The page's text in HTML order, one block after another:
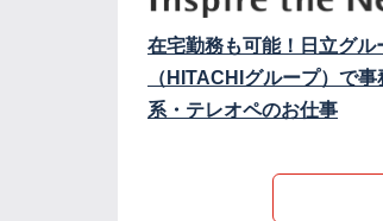
在宅勤務も可能！日立グル
（HITACHIグループ）で事
系・テレオペのお仕事